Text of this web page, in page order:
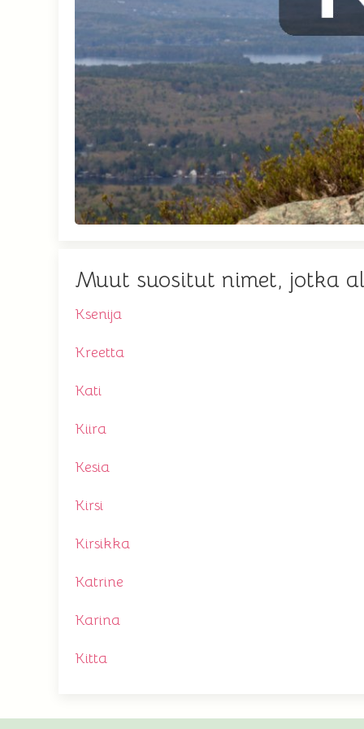
Muut suositut nimet, jotka
Ksenija
Kreetta
Kati
Kiira
Kesia
Kirsi
Kirsikka
Katrine
Karina
Kitta